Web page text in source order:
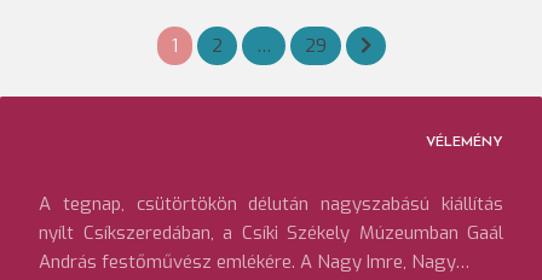
Bejegyzések
lapozása
1 2 … 29
VÉLEMÉNY
A tegnap, csütörtökön délután nagyszabású kiállítás
nyílt Csíkszeredában, a Csíki Székely Múzeumban Gaál
András festőművész emlékére. A Nagy Imre, Nagy…